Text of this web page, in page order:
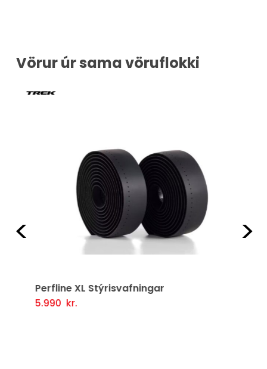
Vörur úr sama vöruflokki
Perfline XL Stýrisvafningar
5.990 kr.
Setja Í Körfu